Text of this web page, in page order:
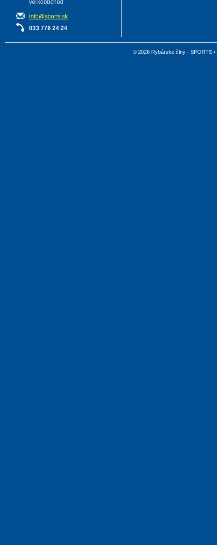
veľkoobchod
info@sports.sk
033 778 24 24
© 2026 Rybárske člny - SPORTS •